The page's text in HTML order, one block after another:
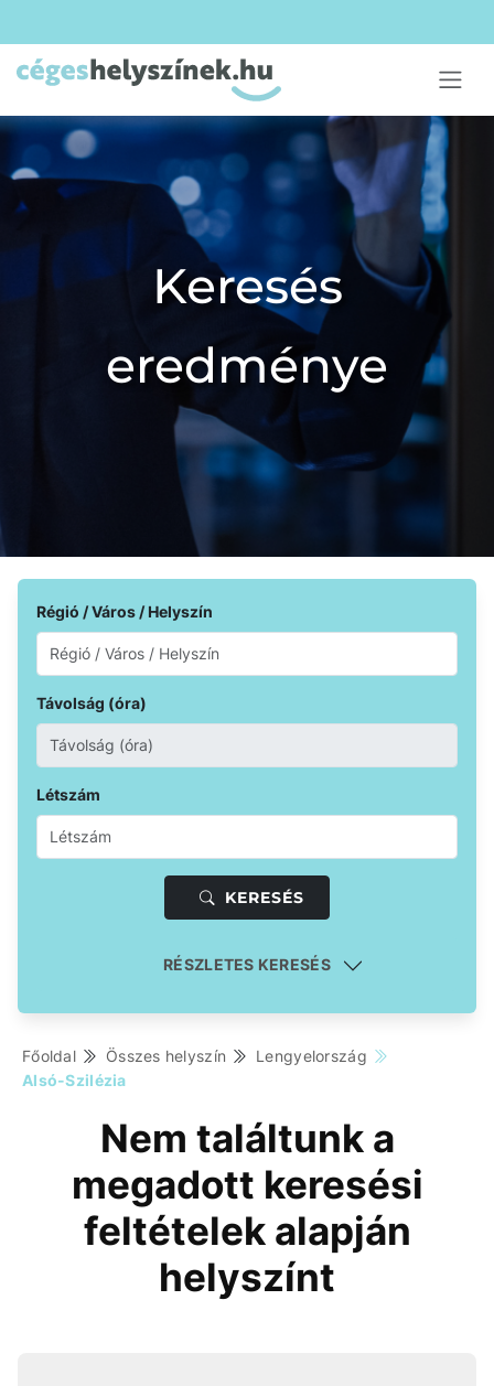
Keresés
eredménye
Régió / Város / Helyszín
Távolság (óra)
Létszám
KERESÉS
RÉSZLETES KERESÉS
Főoldal Összes helyszín
Lengyelország
Alsó-Szilézia
Nem találtunk a
megadott keresési
feltételek alapján
helyszínt